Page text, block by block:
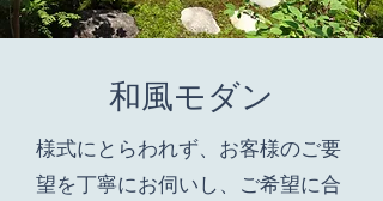
和風モダン
様式にとらわれず、お客様のご要
望を丁寧にお伺いし、ご希望に合